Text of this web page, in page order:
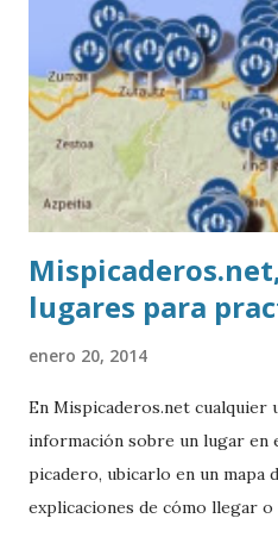
lugares para
enero 20, 2014
En Mispicaderos.net cualquier
información sobre un lugar en
picadero, ubicarlo en un mapa
explicaciones de cómo llegar